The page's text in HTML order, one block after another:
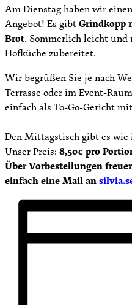
Am Dienstag haben wir
Angebot! Es gibtGrindkopp
Brot. Sommerlich leicht
Hofküche zubereitet.
Wir begrüßen Sie je nach
Terrasse oder im Event-
einfach als To-Go-Gericht
Den Mittagstisch gibt es
Unser Preis: 8,50€ pro
Über Vorbestellungen
einfach eine Mail an